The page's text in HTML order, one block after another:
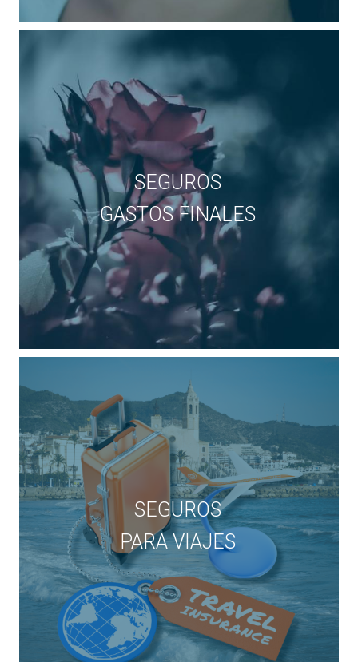
SEGUROS
GASTOS FINALES
SEGUROS
PARA VIAJES